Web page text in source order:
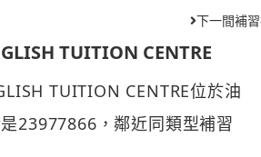
下一間補
TUITION CENTRE
TUITION CENTRE位於油
23977866，鄰近同類型補習